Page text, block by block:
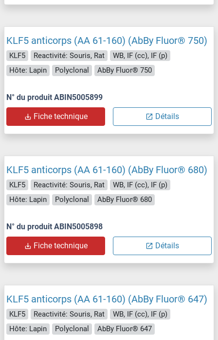
KLF5 anticorps (AA 61-160) (AbBy Fluor® 750)
KLF5 Reactivité: Souris, Rat
WB, IF (cc), IF (p)
Hôte: Lapin
Polyclonal AbBy Fluor® 750
N° du produit ABIN5005899
Fiche technique Détails
KLF5 anticorps (AA 61-160) (AbBy Fluor® 680)
KLF5 Reactivité: Souris, Rat
WB, IF (cc), IF (p)
Hôte: Lapin
Polyclonal AbBy Fluor® 680
N° du produit ABIN5005898
Fiche technique Détails
KLF5 anticorps (AA 61-160) (AbBy Fluor® 647)
KLF5 Reactivité: Souris, Rat
WB, IF (cc), IF (p)
Hôte: Lapin
Polyclonal AbBy Fluor® 647